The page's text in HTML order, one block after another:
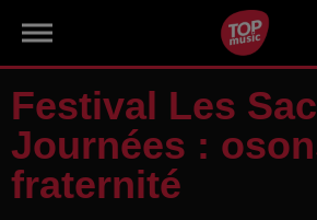
Festival Les
Journées :
fraternité